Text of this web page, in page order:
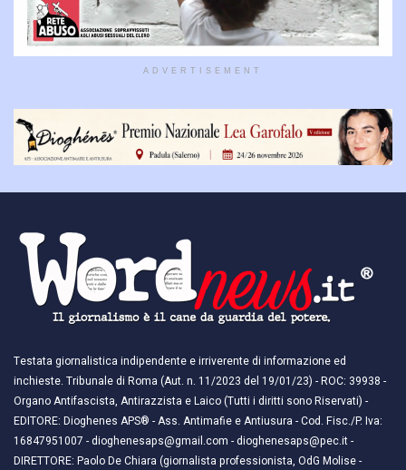
ADVERTISEMENT
Testata giornalistica indipendente e irriverente di informazione ed
inchieste. Tribunale di Roma (Aut. n. 11/2023 del 19/01/23) - ROC: 39938 -
Organo Antifascista, Antirazzista e Laico (Tutti i diritti sono Riservati) -
EDITORE: Dioghenes APS® - Ass. Antimafie e Antiusura - Cod. Fisc./P. Iva:
16847951007 - dioghenesaps@gmail.com - dioghenesaps@pec.it - ​​
DIRETTORE: Paolo De Chiara (giornalista professionista, OdG Molise -